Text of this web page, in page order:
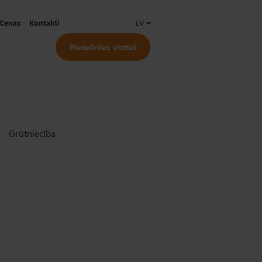
Cenas Kontakti LV
Pieteikties vizītei
Grūtniecība